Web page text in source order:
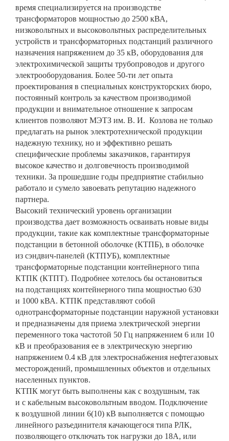
время специализируется на производстве
трансформаторов мощностью до 2500 кВА,
низковольтных и высоковольтных распределительных
устройств и трансформаторных подстанций различного
назначения напряжением до 35 кВ, оборудования для
электрохимической защиты трубопроводов и другого
электрооборудования. Более 50-ти лет опыта
проектирования в специальных конструкторских бюро,
постоянный контроль за качеством производимой
продукции и внимательное отношение к запросам
клиентов позволяют МЭТЗ им. В. И. Козлова не только
предлагать на рынок электротехнической продукции
надежную технику, но и эффективно решать
специфические проблемы заказчиков, гарантируя
высокое качество и долговечность производимой
техники. За прошедшие годы предприятие стабильно
работало и сумело завоевать репутацию надежного
партнера.
Высокий технический уровень организации
производства дает возможность осваивать новые виды
продукции, такие как комплектные трансформаторные
подстанции в бетонной оболочке (КТПБ), в оболочке
из сэндвич-панелей (КТПУБ), комплектные
трансформаторные подстанции контейнерного типа
КТПК (КТПТ). Подробнее хотелось бы остановиться
на подстанциях контейнерного типа мощностью 630
и 1000 кВА. КТПК представляют собой
однотрансформаторные подстанции наружной установки
и предназначены для приема электрической энергии
переменного тока частотой 50 Гц напряжением 6 или 10
кВ и преобразования ее в электрическую энергию
напряжением 0.4 кВ для электроснабжения нефтегазовых
месторождений, промышленных объектов и отдельных
населенных пунктов.
КТПК могут быть выполнены как с воздушным, так
и с кабельным высоковольтным вводом. Подключение
к воздушной линии 6(10) кВ выполняется с помощью
линейного разъединителя качающегося типа РЛК,
позволяющего отключать ток нагрузки до 18А, или